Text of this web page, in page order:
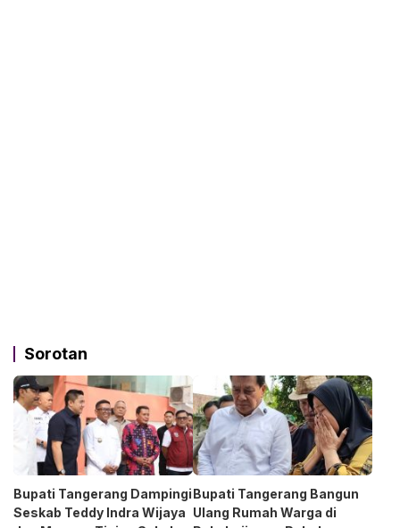
Sorotan
Bupati Tangerang Dampingi
Seskab Teddy Indra Wijaya
Bupati Tangerang Bangun
Ulang Rumah Warga di